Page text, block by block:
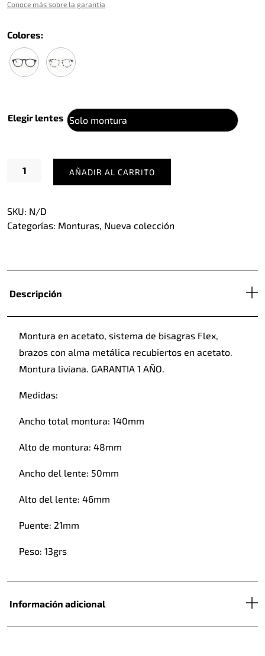
Conoce más sobre la garantía
Colores:
Elegir lentes
Loisac
AÑADIR AL CARRITO
SKU: N/D
Categorías: Monturas, Nueva colección
Descripción
Montura en acetato, sistema de bisagras Flex,
brazos con alma metálica recubiertos en acetato.
Montura liviana. GARANTIA 1 AÑO.
Medidas:
Ancho total montura: 140mm
Alto de montura: 48mm
Ancho del lente: 50mm
Alto del lente: 46mm
Puente: 21mm
Peso: 13grs
Información adicional